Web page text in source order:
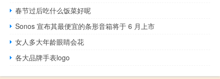
春节过后吃什么饭菜好呢
Sonos 宣布其最便宜的条形音箱将于 6 月上市
女人多大年龄眼睛会花
各大品牌手表logo